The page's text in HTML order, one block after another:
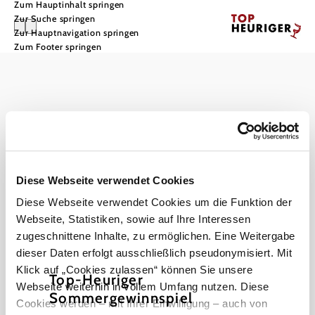
Diese Webseite verwendet Cookies
Diese Webseite verwendet Cookies um die Funktion der
Webseite, Statistiken, sowie auf Ihre Interessen
zugeschnittene Inhalte, zu ermöglichen. Eine Weitergabe
dieser Daten erfolgt ausschließlich pseudonymisiert. Mit
Klick auf „Cookies zulassen“ können Sie unsere
Webseite weiterhin in vollem Umfang nutzen. Diese
Cookies werden – mit Ihrer Einwilligung – auch von
Zum Hauptinhalt springen
Zur Suche springen
Zur Hauptnavigation springen
Zum Footer springen
Top-Heuriger
Sommergewinnspiel
Barrierefreiheit
Copyright © Landesverband für bäuerliche Direktvermarkter NÖ